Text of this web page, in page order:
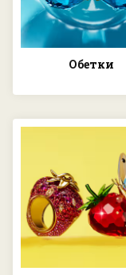
Обетки